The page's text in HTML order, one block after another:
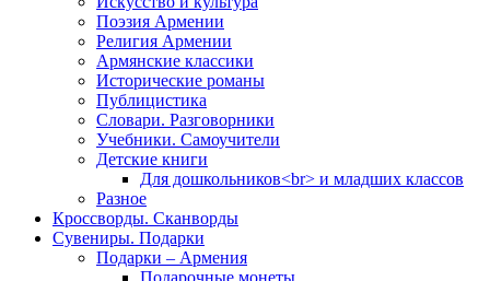
Поэзия Армении
Религия Армении
Армянские классики
Исторические романы
Публицистика
Словари. Разговорники
Учебники. Самоучители
Детские книги
Для дошкольников<br> и младших классов
Разное
Кроссворды. Сканворды
Сувениры. Подарки
Подарки – Армения
Подарочные монеты